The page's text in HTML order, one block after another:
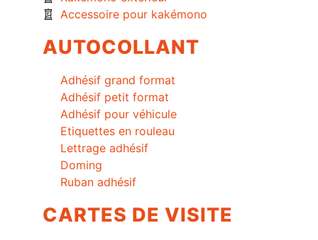
Accessoire pour kakémono
AUTOCOLLANT
Adhésif grand format
Adhésif petit format
Adhésif pour véhicule
Etiquettes en rouleau
Lettrage adhésif
Doming
Ruban adhésif
CARTES DE VISITE